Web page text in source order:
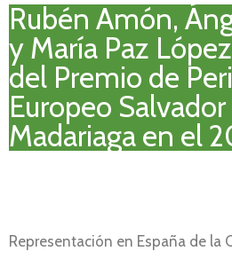
Rubén Amón,
y María Paz
del Premio de
Europeo
Madariaga en el
Representación en España de la